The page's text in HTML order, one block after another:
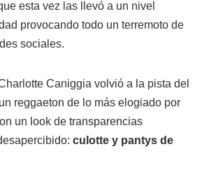
esta vez las llevó a un nivel
provocando todo un terremoto de
sociales.
Caniggia volvió a la pista del
reggaeton de lo más elogiado por
un look de transparencias
culotte y pantys de